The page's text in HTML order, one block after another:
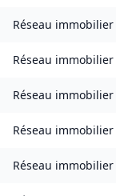
Réseau immobilier
Réseau immobilier
Réseau immobilier
Réseau immobilier
Réseau immobilier